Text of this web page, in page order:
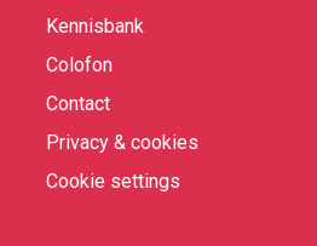
Kennisbank
Colofon
Contact
Privacy & cookies
Cookie settings